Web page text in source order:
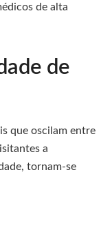
de alta
de
que oscilam entre
a
tornam-se